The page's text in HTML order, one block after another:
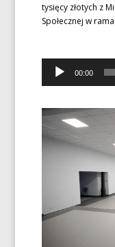
tysięcy złotych z
Społecznej w
Odtwarzacz
plików
00:00